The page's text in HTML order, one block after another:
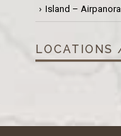
Island –
LOCATIONS